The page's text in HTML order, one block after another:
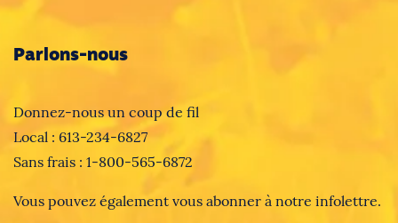
Parlons-nous
Donnez-nous un coup de fil
Local : 613-234-6827
Sans frais : 1-800-565-6872
Vous pouvez également vous abonner à notre infolettre.